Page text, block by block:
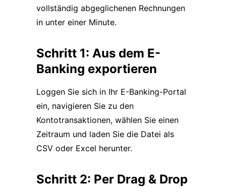
vollständig abgeglichenen Rechnungen
in unter einer Minute.
Schritt 1: Aus dem E-
Banking exportieren
Loggen Sie sich in Ihr E-Banking-Portal
ein, navigieren Sie zu den
Kontotransaktionen, wählen Sie einen
Zeitraum und laden Sie die Datei als
CSV oder Excel herunter.
Schritt 2: Per Drag & Drop